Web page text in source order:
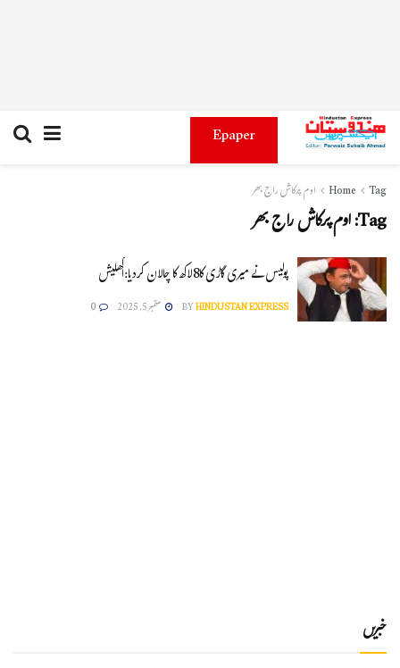
Epaper
Home Tag اوم پرکاش راج بھر
Tag:اوم پرکاش راج بھر
پولیس نے میری گاڑی کا8لاکھ کا چالان کردیا:اکھلیش
BYHINDUSTAN EXPRESS ستمبر 5, 2025 0
خبریں